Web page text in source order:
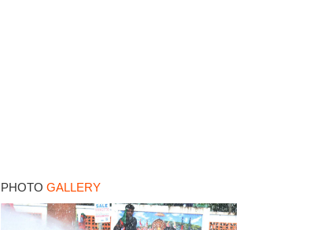
PHOTO GALLERY